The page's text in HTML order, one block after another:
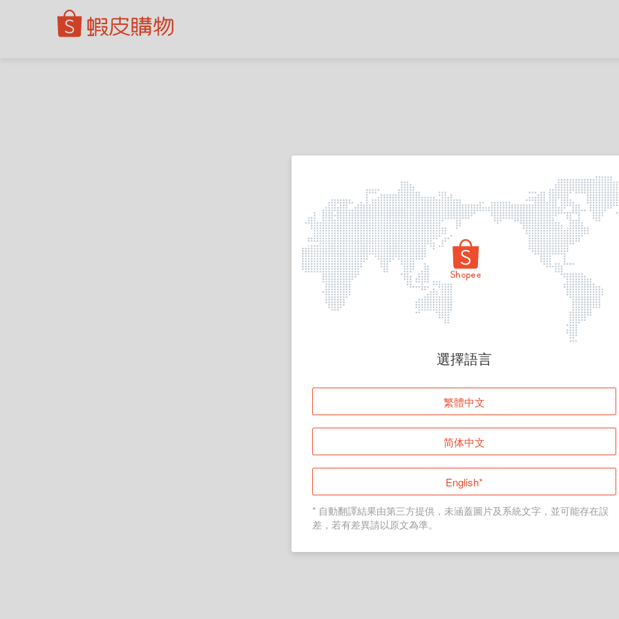
頁面無法顯示
登入
返回首頁
選擇語言
繁體中文
简体中文
English*
* 自動翻譯結果由第三方提供，未涵蓋圖片及系統文字，並可能存在誤
差，若有差異請以原文為準。